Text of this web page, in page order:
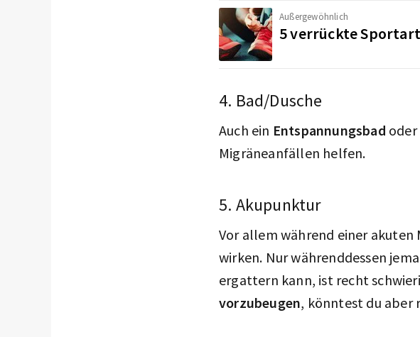
Außergewöhnlich
5 verrückte
4. Bad/Dusche
Auch ein Entspannungsbad
Migräneanfällen helfen.
5. Akupunktur
Vor allem während einer
wirken. Nur währenddessen
ergattern kann, ist recht
vorzubeugen, könntest du aber